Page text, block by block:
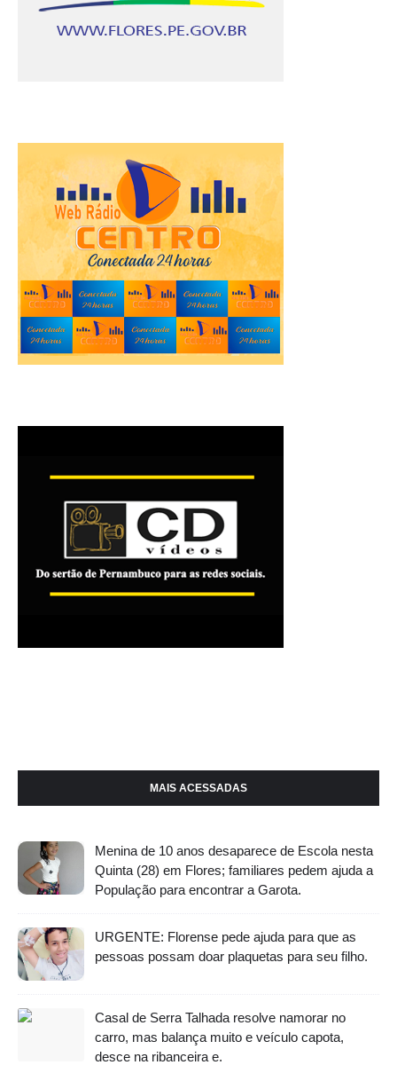
MAIS ACESSADAS
Menina de 10 anos desaparece de Escola nesta
Quinta (28) em Flores; familiares pedem ajuda a
População para encontrar a Garota.
URGENTE: Florense pede ajuda para que as
pessoas possam doar plaquetas para seu filho.
Casal de Serra Talhada resolve namorar no
carro, mas balança muito e veículo capota,
desce na ribanceira e.